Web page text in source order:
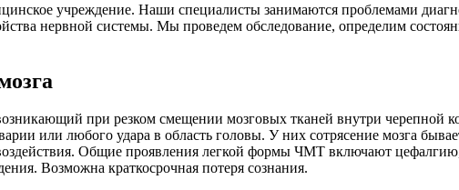
учреждение. Наши специалисты занимаются проблемами
нервной системы. Мы проведем обследование, определим
при резком смещении мозговых тканей внутри черепной
или любого удара в область головы. У них сотрясение мозга
Общие проявления легкой формы ЧМТ включают
Возможна краткосрочная потеря сознания.